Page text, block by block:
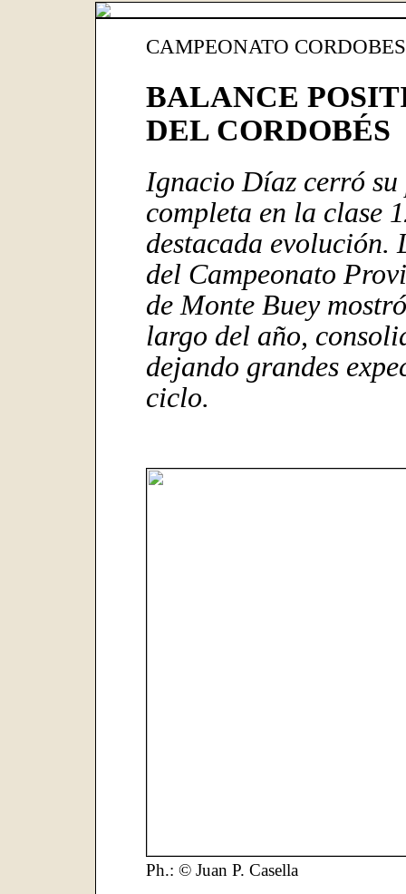
CAMPEONATO
BALANCE
DEL CORDOBÉS
Ignacio Díaz cerró
completa en la clase
destacada
del Campeonato
de Monte Buey
largo del año,
dejando grandes
ciclo.
Ph.: © Juan P. Casella